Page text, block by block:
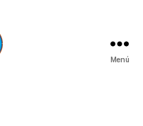
Menú